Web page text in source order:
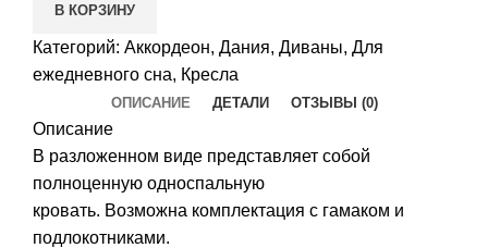
В КОРЗИНУ
Категорий: Аккордеон, Дания, Диваны, Для
ежедневного сна, Кресла
ОПИСАНИЕ ДЕТАЛИ ОТЗЫВЫ (0)
Описание
В разложенном виде представляет собой
полноценную односпальную
кровать. Возможна комплектация с гамаком и
подлокотниками.